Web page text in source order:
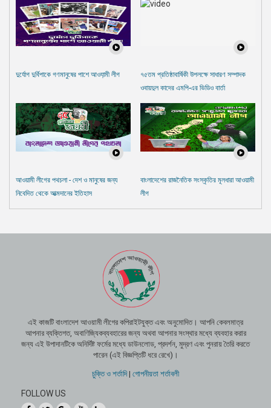
দুর্যোগ দুর্বিপাকে গণমানুষের পাশে আওযা়মী লীগ
৭৫তম প্রতিষ্ঠাবার্ষিকী উপলক্ষে সাধারণ সম্পাদক
ওবায়দুল কাদের এমপি-এর ভিডিও বার্তা
আওয়ামী লীগের পথচলা - দেশ ও মানুষের জন্য
নিবেদিত থেকে আত্মদানের ইতিহাস
বাংলাদেশের রাজনৈতিক সংস্কৃতির মূলধারা আওয়ামী
লীগ
এই কাজটি বাংলাদেশ আওয়ামী লীগের কপিরাইটযুক্ত এবং অনুমোদিত। আপনি কেবলমাত্র
আপনার ব্যক্তিগত, অবাণিজ্যিকব্যবহারের জন্য অথবা আপনার সংস্থার মধ্যে ব্যবহার করার
জন্য এই উপাদানটিকে অনির্দিষ্ট ফর্মের মধ্যে ডাউনলোড, প্রদর্শন, মুদ্রণ এবং পুনরায় তৈরি করতে
পারেন (এই বিজ্ঞপ্তিটি ধরে রেখে)।
চুক্তি ও শর্তাদি| গোপনীয়তা শর্তাবলী
FOLLOW US